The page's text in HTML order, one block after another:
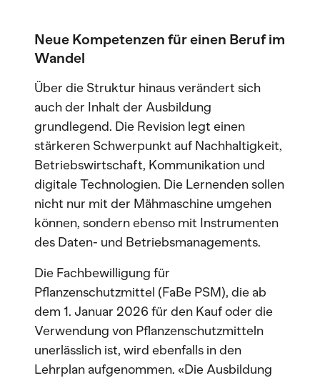
Neue Kompetenzen für einen Beruf im
Wandel
Über die Struktur hinaus verändert sich
auch der Inhalt der Ausbildung
grundlegend. Die Revision legt einen
stärkeren Schwerpunkt auf Nachhaltigkeit,
Betriebswirtschaft, Kommunikation und
digitale Technologien. Die Lernenden sollen
nicht nur mit der Mähmaschine umgehen
können, sondern ebenso mit Instrumenten
des Daten- und Betriebsmanagements.
Die Fachbewilligung für
Pflanzenschutzmittel (FaBe PSM), die ab
dem 1. Januar 2026 für den Kauf oder die
Verwendung von Pflanzenschutzmitteln
unerlässlich ist, wird ebenfalls in den
Lehrplan aufgenommen. «Die Ausbildung